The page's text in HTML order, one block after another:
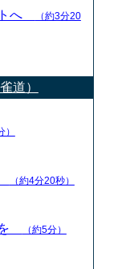
へ
（約3分20
道）
）
（約4分20秒）
を （約5分）